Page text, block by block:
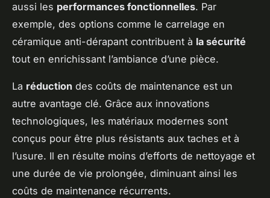
aussi les performances fonctionnelles. Par
exemple, des options comme le carrelage en
céramique anti-dérapant contribuent à la sécurité
tout en enrichissant l’ambiance d’une pièce.
La réduction des coûts de maintenance est un
autre avantage clé. Grâce aux innovations
technologiques, les matériaux modernes sont
conçus pour être plus résistants aux taches et à
l’usure. Il en résulte moins d’efforts de nettoyage et
une durée de vie prolongée, diminuant ainsi les
coûts de maintenance récurrents.